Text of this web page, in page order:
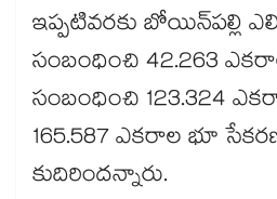
ఇప్పటివరకు బోయిన్​పల్లి
సంబంధించి 42.263
సంబంధించి 123.324
165.587 ఎకరాల భూ
కుదిరిందన్నారు.